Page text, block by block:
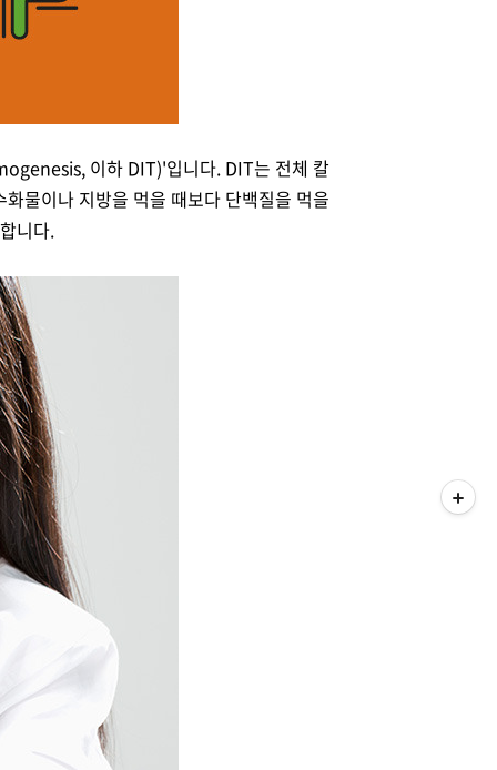
이하 DIT)'입니다. DIT는 전체 칼
물이나 지방을 먹을 때보다 단백질을 먹을
니다.